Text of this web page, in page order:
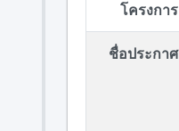
โครงการ
ชื่อประกาศ